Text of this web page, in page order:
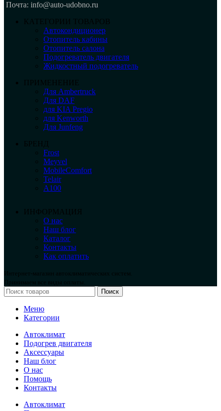
Почта: info@auto-udobno.ru
КАТЕГОРИИ ТОВАРОВ
Автокондиционер
Отопитель кабины
Отопитель салона
Подогреватель двигателя
Жидкостный подогреватель
ПРИМЕНЕНИЕ
Для Ambertruck
Для DAF
для KIA Pregio
для Kenworth
Для Junfeng
БРЕНД
Frost
Meyvel
MobileComfort
Telair
А100
ИНФОРМАЦИЯ
О нас
Наш блог
Каталог
Контакты
Как оплатить
Интернет-магазин автоклиматических систем.
Принимаем все виды оплаты.
Поиск
Меню
Категории
Автоклимат
Подогрев двигателя
Аксессуары
Наш блог
О нас
Помощь
Контакты
Автоклимат